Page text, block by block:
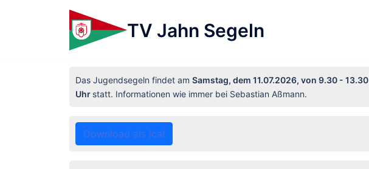
TV Jahn Segeln
Das Jugendsegeln findet am Samstag, dem 11.07.2026, von 9.30 - 13.30
Uhr statt. Informationen wie immer bei Sebastian Aßmann.
Download als ical